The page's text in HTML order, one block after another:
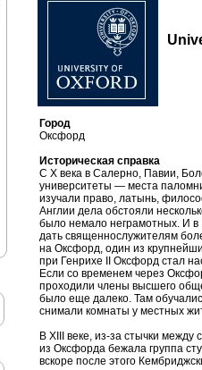
Город
Оксфорд
Историческая справка
С X века в Салерно, Павии,
университеты — места
изучали право, латынь,
Англии дела обстояли
было немало неграмотных. И в
дать священнослужителям
на Оксфорд, один из
при Генрихе II Оксфорд стал
Если со временем через
проходили члены высшего
было еще далеко. Там
снимали комнаты у местных
В XIII веке, из-за стычки между
из Оксфорда бежала группа
вскоре после этого